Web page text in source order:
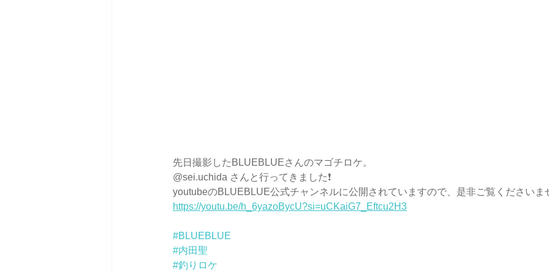
先日撮影したBLUEBLUEさんのマゴチロケ。
@sei.uchida さんと行ってきました❗️
youtubeのBLUEBLUE公式チャンネルに公開されていますので、是非ご覧くださいま
https://youtu.be/h_6yazoBycU?si=uCKaiG7_Eftcu2H3
#BLUEBLUE
#内田聖
#釣りロケ